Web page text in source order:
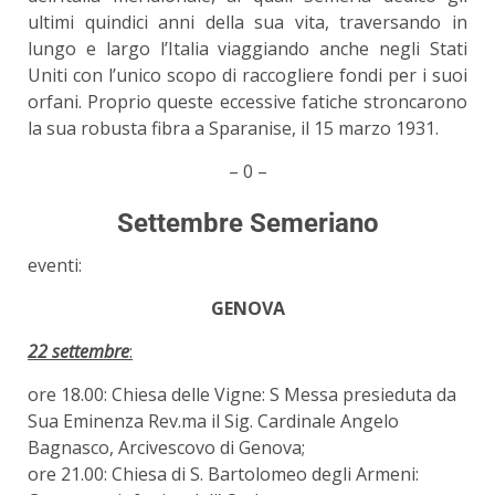
ultimi quindici anni della sua vita, traversando in
lungo e largo l’Italia viaggiando anche negli Stati
Uniti con l’unico scopo di raccogliere fondi per i suoi
orfani. Proprio queste eccessive fatiche stroncarono
la sua robusta fibra a Sparanise, il 15 marzo 1931.
– 0 –
Settembre Semeriano
eventi:
GENOVA
22 settembre:
ore 18.00: Chiesa delle Vigne: S Messa presieduta da
Sua Eminenza Rev.ma il Sig. Cardinale Angelo
Bagnasco, Arcivescovo di Genova;
ore 21.00: Chiesa di S. Bartolomeo degli Armeni: